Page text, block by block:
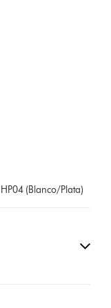
(Blanco/Plata)